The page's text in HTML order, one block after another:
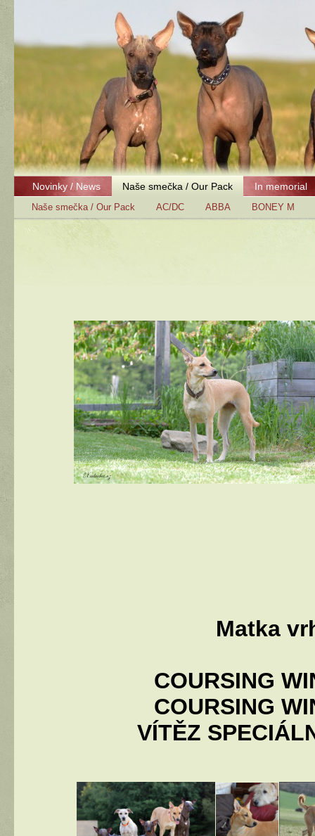
Novinky / News Naše smečka / Our Pack In memorial
Naše smečka / Our Pack AC/DC ABBA BONEY M
Matka
COURSING
COURSING
VÍTĚZ